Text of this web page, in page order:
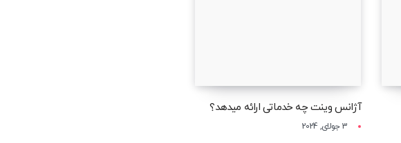
آژانس وینت چه خدماتی ارائه میدهد؟
3 جولای, 2024